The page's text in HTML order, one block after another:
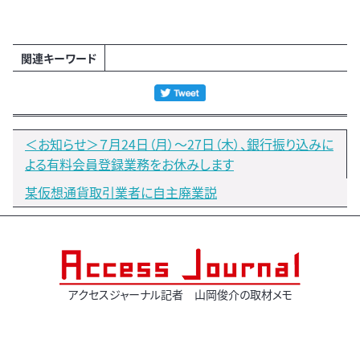
関連キーワード
＜お知らせ＞７月24日（月）～27日（木）、銀行振り込みに
よる有料会員登録業務をお休みします
某仮想通貨取引業者に自主廃業説
アクセスジャーナル記者 山岡俊介の取材メモ